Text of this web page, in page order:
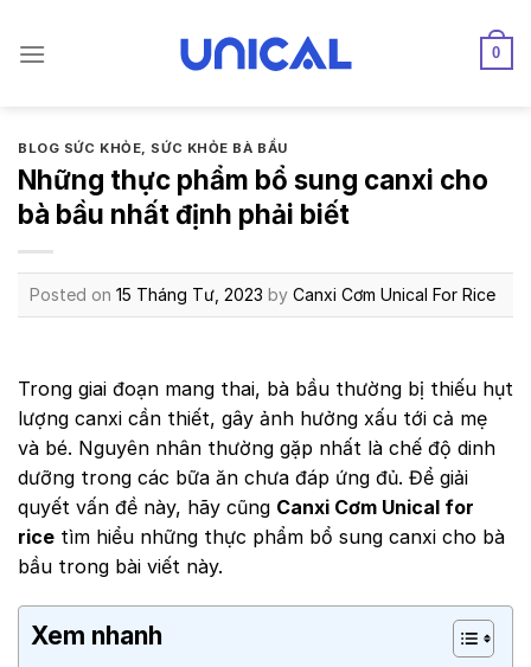
0
BLOG SỨC KHỎE, SỨC KHỎE BÀ BẦU
Những thực phẩm bổ sung canxi cho
bà bầu nhất định phải biết
Posted on 15 Tháng Tư, 2023 by Canxi Cơm Unical For Rice
Trong giai đoạn mang thai, bà bầu thường bị thiếu hụt
lượng canxi cần thiết, gây ảnh hưởng xấu tới cả mẹ
và bé. Nguyên nhân thường gặp nhất là chế độ dinh
dưỡng trong các bữa ăn chưa đáp ứng đủ. Để giải
quyết vấn đề này, hãy cũng Canxi Cơm Unical for
rice tìm hiểu những thực phẩm bổ sung canxi cho bà
bầu trong bài viết này.
Xem nhanh